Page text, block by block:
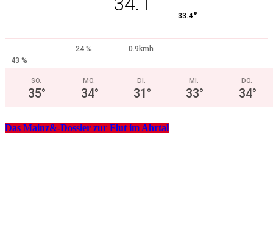
33.4°
24 %
0.9kmh
43 %
SO.
35°
MO.
34°
DI.
31°
MI.
33°
DO.
34°
Das Mainz&-Dossier zur Flut im Ahrtal